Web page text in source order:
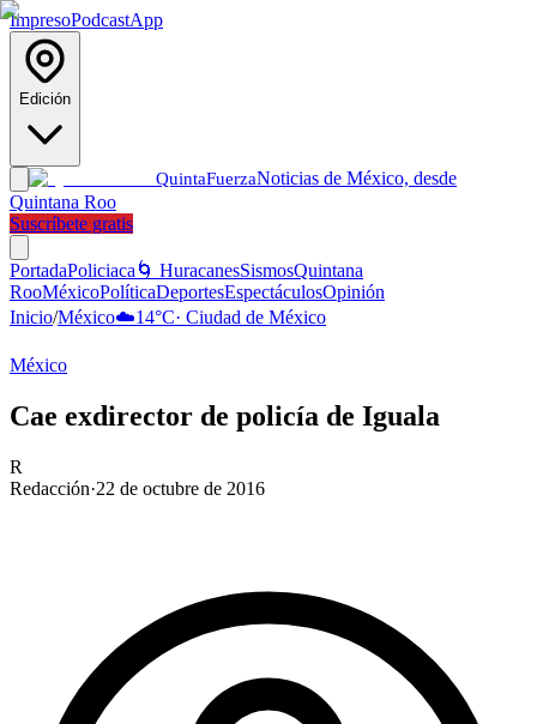
ImpresoPodcastApp
Edición
QuintaFuerzaNoticias de México, desde
Quintana Roo
Suscríbete gratis
PortadaPoliciaca 🌀 HuracanesSismosQuintana
RooMéxicoPolíticaDeportesEspectáculosOpinión
Inicio/México☁️14°C· Ciudad de México
México
Cae exdirector de policía de Iguala
R
Redacción·22 de octubre de 2016